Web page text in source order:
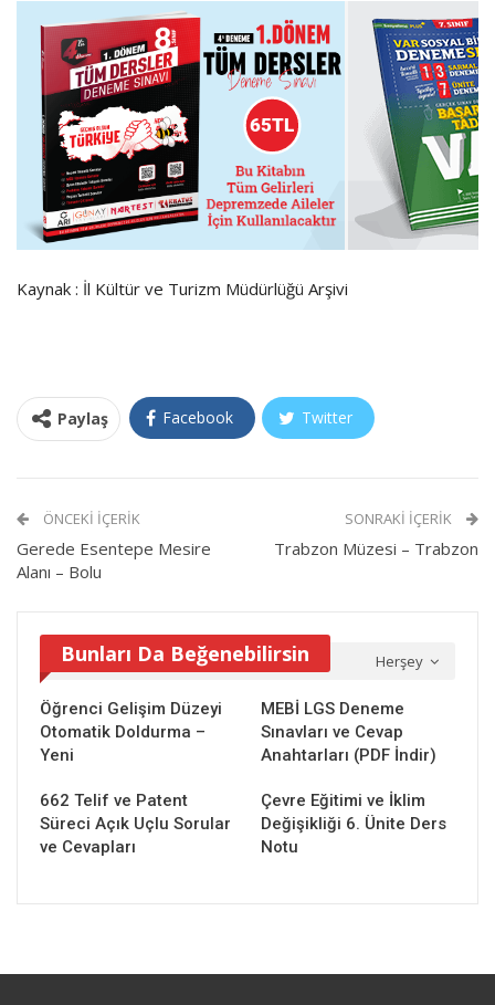
Kaynak : İl Kültür ve Turizm Müdürlüğü Arşivi
Paylaş Facebook Twitter
ÖNCEKI İÇERIK
Gerede Esentepe Mesire
Alanı – Bolu
SONRAKI İÇERIK
Trabzon Müzesi – Trabzon
Herşey
Bunları Da Beğenebilirsin
Öğrenci Gelişim Düzeyi
Otomatik Doldurma –
Yeni
MEBİ LGS Deneme
Sınavları ve Cevap
Anahtarları (PDF İndir)
662 Telif ve Patent
Süreci Açık Uçlu Sorular
ve Cevapları
Çevre Eğitimi ve İklim
Değişikliği 6. Ünite Ders
Notu